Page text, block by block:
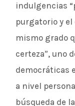
indulgencias
purgatorio y
mismo grado
certeza”, uno
democráticas
a nivel
búsqueda de